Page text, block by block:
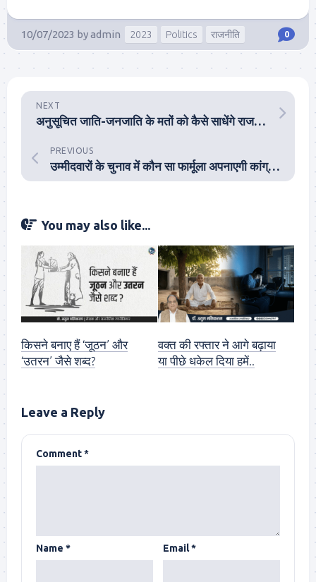
10/07/2023 byadmin 2023 Politics राजनीति 0
NEXT
अनुसूचित जाति-जनजाति के मतों को कैसे साधेंगे राजनीतिक दल?
PREVIOUS
उम्मीदवारों के चुनाव में कौन सा फार्मूला अपनाएगी कांग्रेस?
You may also like...
किसने बनाए हैं ‘जूठन’ और
‘उतरन’ जैसे शब्द?
वक्त की रफ्तार ने आगे बढ़ाया
या पीछे धकेल दिया हमें..
Leave a Reply
Comment*
Name * Email*